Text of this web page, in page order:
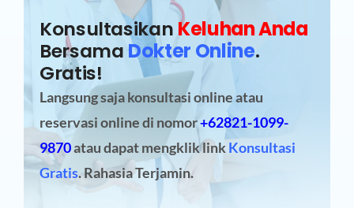
Konsultasikan Keluhan Anda
BersamaDokter Online.
Gratis!
Langsung saja konsultasi online atau
reservasi onlinedi nomor+62821-1099-
9870atau dapat mengklik linkKonsultasi
Gratis. Rahasia Terjamin.